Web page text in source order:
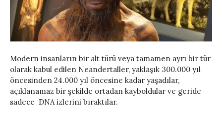
Modern insanların bir alt türü veya tamamen ayrı bir tür
olarak kabul edilen Neandertaller, yaklaşık 300.000 yıl
öncesinden 24.000 yıl öncesine kadar yaşadılar,
açıklanamaz bir şekilde ortadan kayboldular ve geride
sadece DNA izlerini bıraktılar.